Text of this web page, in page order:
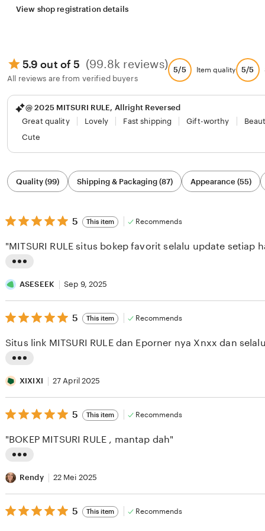
View shop registration details
5.9 out of 5 (99.8k reviews)
All reviews are from verified buyers
5/5 Item quality 5/5
@ 2025 MITSURI RULE, Allright Reversed
Great quality
Lovely Fast shipping Gift-worthy
Cute
Filter
by
category
Quality (99) Shipping & Packaging (87) Appearance (55)
5
out
5
stars
5 This item Recommends
i
s
t
n
r
e
v
e
b
y
A
"MITSURI RULE situs bokep favorit selalu update setiap
ASESEEK Sep 9, 2025
5
out
5
stars
5 This item Recommends
i
s
t
n
r
e
v
Situs link MITSURI RULE dan Eporner nya Xnxx dan
XIXIXI 27 April 2025
5
out
5
stars
5 This item Recommends
i
s
t
"BOKEP MITSURI RULE , mantap dah"
Rendy 22 Mei 2025
5
out
5 This item Recommends